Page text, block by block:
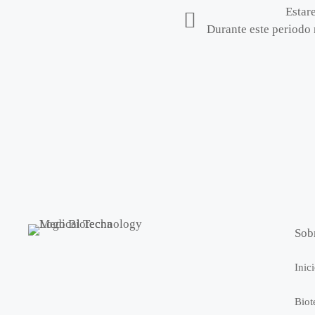
Durante este